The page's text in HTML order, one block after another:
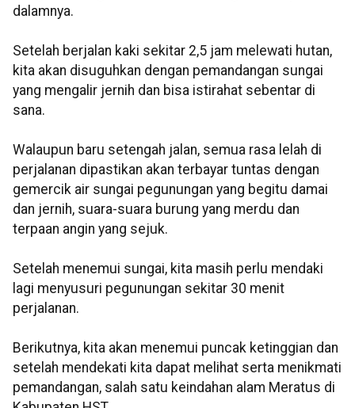
dalamnya.
Setelah berjalan kaki sekitar 2,5 jam melewati hutan,
kita akan disuguhkan dengan pemandangan sungai
yang mengalir jernih dan bisa istirahat sebentar di
sana.
Walaupun baru setengah jalan, semua rasa lelah di
perjalanan dipastikan akan terbayar tuntas dengan
gemercik air sungai pegunungan yang begitu damai
dan jernih, suara-suara burung yang merdu dan
terpaan angin yang sejuk.
Setelah menemui sungai, kita masih perlu mendaki
lagi menyusuri pegunungan sekitar 30 menit
perjalanan.
Berikutnya, kita akan menemui puncak ketinggian dan
setelah mendekati kita dapat melihat serta menikmati
pemandangan, salah satu keindahan alam Meratus di